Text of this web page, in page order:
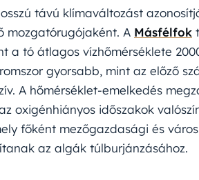
távú klímaváltozást
mozgatórugójaként. A Másfélfok
a tó átlagos vízhőmérséklete
gyorsabb, mint az előző
A hőmérséklet-emelkedés
oxigénhiányos időszakok
főként mezőgazdasági és
az algák túlburjánzásához.